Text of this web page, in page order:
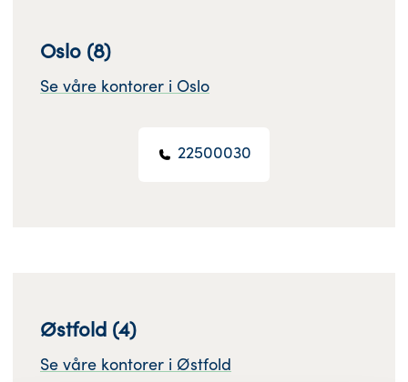
Oslo (8)
Se våre kontorer i Oslo
22500030
Østfold (4)
Se våre kontorer i Østfold